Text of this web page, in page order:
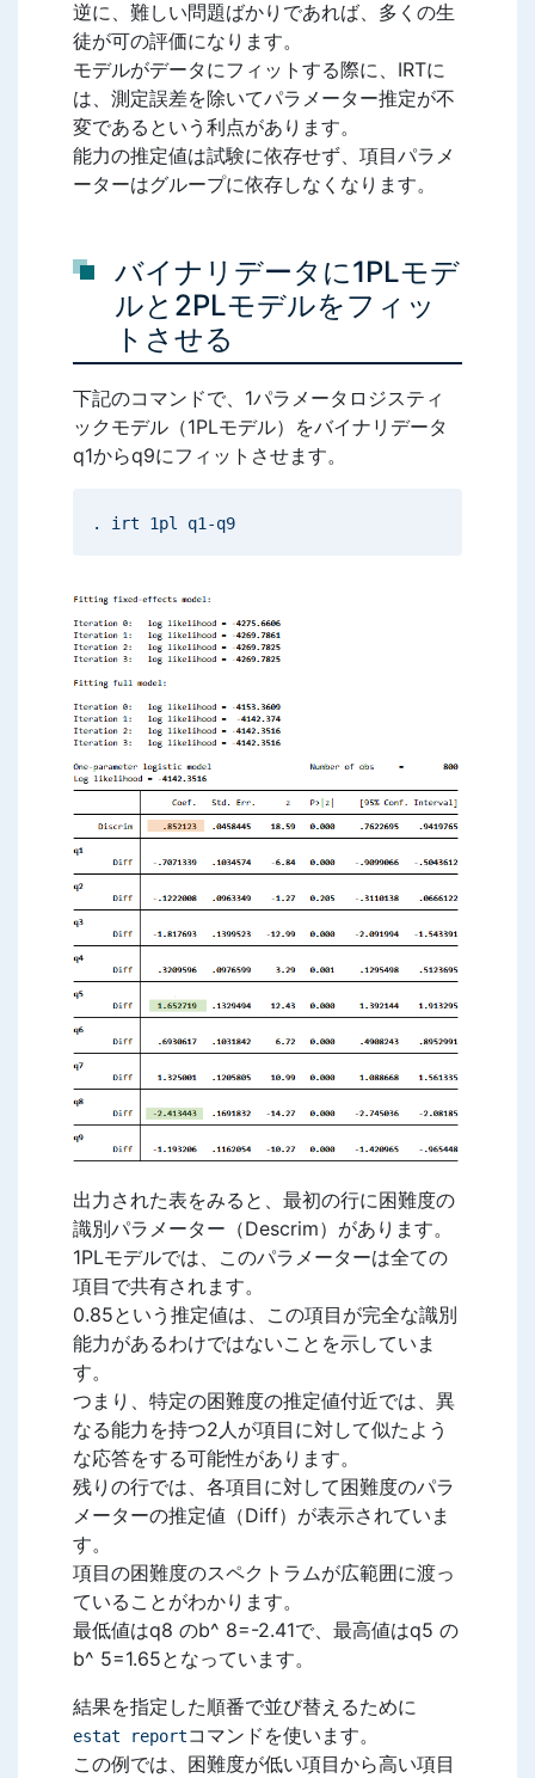
逆に、難しい問題ばかりであれば、多くの生
徒が可の評価になります。
モデルがデータにフィットする際に、IRTに
は、測定誤差を除いてパラメーター推定が不
変であるという利点があります。
能力の推定値は試験に依存せず、項目パラメ
ーターはグループに依存しなくなります。
バイナリデータに1PLモデ
ルと2PLモデルをフィッ
トさせる
下記のコマンドで、1パラメータロジスティ
ックモデル（1PLモデル）をバイナリデータ
q1からq9にフィットさせます。
. irt 1pl q1-q9
出力された表をみると、最初の行に困難度の
識別パラメーター（Descrim）があります。
1PLモデルでは、このパラメーターは全ての
項目で共有されます。
0.85という推定値は、この項目が完全な識別
能力があるわけではないことを示していま
す。
つまり、特定の困難度の推定値付近では、異
なる能力を持つ2人が項目に対して似たよう
な応答をする可能性があります。
残りの行では、各項目に対して困難度のパラ
メーターの推定値（Diff）が表示されていま
す。
項目の困難度のスペクトラムが広範囲に渡っ
ていることがわかります。
最低値はq8 のb^ 8=-2.41で、最高値はq5 の
b^ 5=1.65となっています。
結果を指定した順番で並び替えるために
estat reportコマンドを使います。
この例では、困難度が低い項目から高い項目